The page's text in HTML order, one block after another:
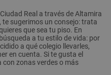
Real a través de Altamira
te sugerimos un consejo: trata
que sea tu piso. En
a tu estilo de vida: por
a qué colegio llevarles,
en cuenta. Si te gusta el
con zonas verdes o más